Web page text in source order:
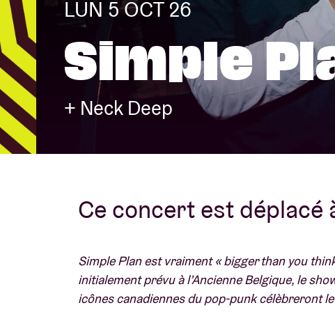
Infos visiteurs
AB ❤ you
LUN 5 OCT 26
Simple
+ Neck Deep
Ce concert est déplacé
Simple Plan est vraiment « bigger than you
initialement prévu à l’Ancienne Belgique, le
icônes canadiennes du pop-punk célèbreront